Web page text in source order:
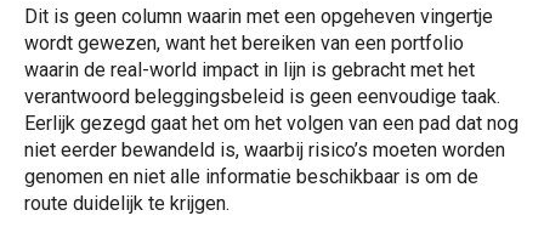
Dit is geen column waarin met een opgeheven vingertje
wordt gewezen, want het bereiken van een portfolio
waarin de real-world impact in lijn is gebracht met het
verantwoord beleggingsbeleid is geen eenvoudige taak.
Eerlijk gezegd gaat het om het volgen van een pad dat nog
niet eerder bewandeld is, waarbij risico’s moeten worden
genomen en niet alle informatie beschikbaar is om de
route duidelijk te krijgen.